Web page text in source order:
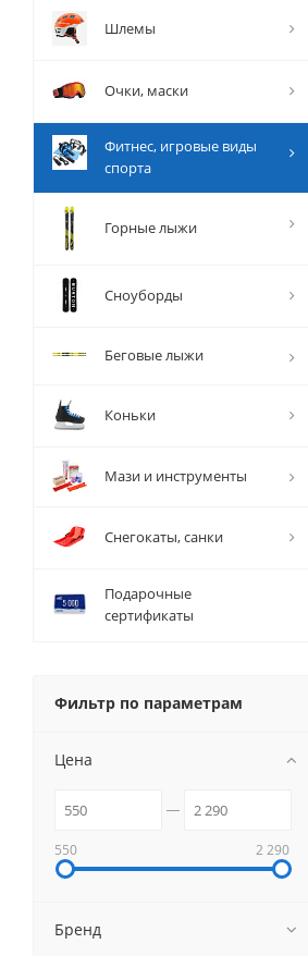
Шлемы
Очки, маски
Фитнес, игровые виды
спорта
Горные лыжи
Сноуборды
Беговые лыжи
Коньки
Мази и инструменты
Снегокаты, санки
Подарочные
сертификаты
Фильтр по параметрам
Цена
550 2 290
Бренд